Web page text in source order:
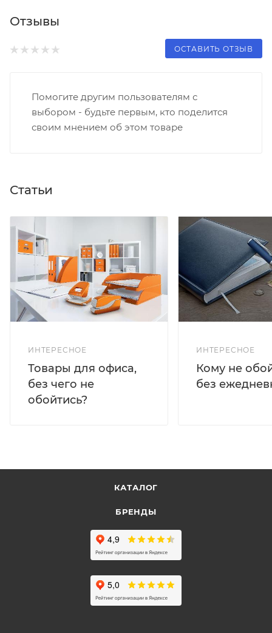
Отзывы
ОСТАВИТЬ ОТЗЫВ
Помогите другим пользователям с
выбором - будьте первым, кто поделится
своим мнением об этом товаре
Статьи
ИНТЕРЕСНОЕ
Товары для офиса,
без чего не
обойтись?
ИНТЕРЕСНОЕ
Кому не
без
КАТАЛОГ
БРЕНДЫ